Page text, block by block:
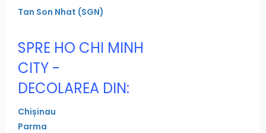
Tan Son Nhat (SGN)
SPRE HO CHI MINH
CITY -
DECOLAREA DIN:
Chișinau
Parma